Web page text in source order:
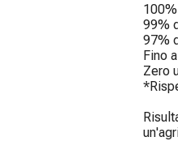
99%
97%
Fino
Zero